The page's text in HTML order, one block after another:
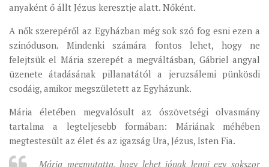
anyaként ő állt Jézus keresztje alatt. Nőként.
A nők szerepéről az Egyházban még sok szó fog esni ezen a
szinóduson. Mindenki számára fontos lehet, hogy ne
felejtsük el Mária szerepét a megváltásban, Gábriel angyal
üzenete átadásának pillanatától a jeruzsálemi pünkösdi
csodáig, amikor megszületett az Egyházunk.
Mária életében megvalósult az ószövetségi olvasmány
tartalma a legteljesebb formában: Máriának méhében
megtestesült az élet és az igazság Ura, Jézus, Isten Fia.
Mária megmutatta, hogy lehet jónak lenni egy sokszor